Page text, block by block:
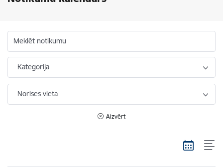
Meklēt notikumu
Kategorija
Norises vieta
Aizvērt